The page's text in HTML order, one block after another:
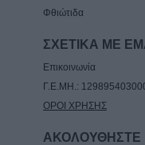
Φθιώτιδα
ΣΧΕΤΙΚΑ ΜΕ
Επικοινωνία
Γ.Ε.ΜΗ.:
ΟΡΟΙ ΧΡΗΣΗΣ
ΑΚΟΛΟΥΘΗΣΤΕ